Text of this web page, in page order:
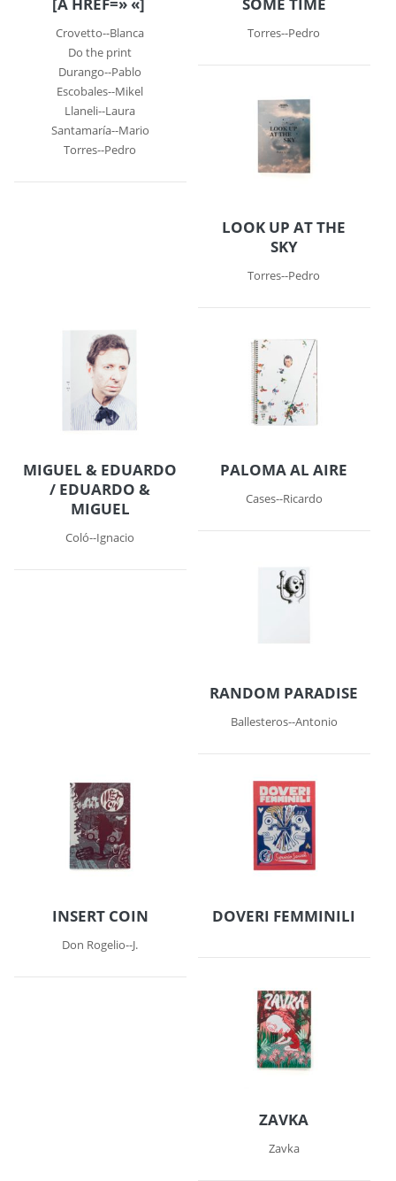
[A HREF=» «]
Crovetto--Blanca
Do the print
Durango--Pablo
Escobales--Mikel
Llaneli--Laura
Santamaría--Mario
Torres--Pedro
SOME TIME
Torres--Pedro
LOOK UP AT THE
SKY
Torres--Pedro
MIGUEL & EDUARDO
/ EDUARDO &
MIGUEL
Coló--Ignacio
PALOMA AL AIRE
Cases--Ricardo
RANDOM PARADISE
Ballesteros--Antonio
INSERT COIN
Don Rogelio--J.
DOVERI FEMMINILI
ZAVKA
Zavka